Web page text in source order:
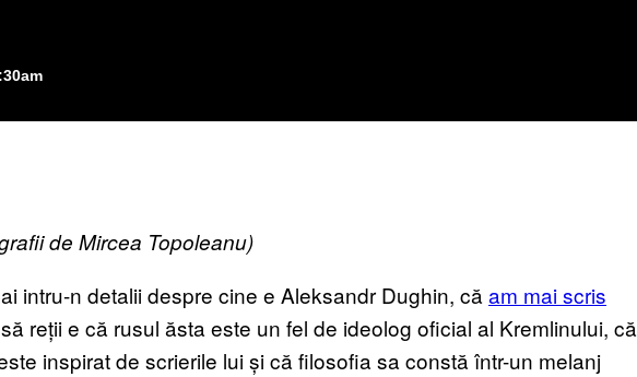
de Mircea Topoleanu)
intru-n detalii despre cine e Aleksandr Dughin, că am mai scris
reții e că rusul ăsta este un fel de ideolog oficial al Kremlinului, că
inspirat de scrierile lui și că filosofia sa constă într-un melanj